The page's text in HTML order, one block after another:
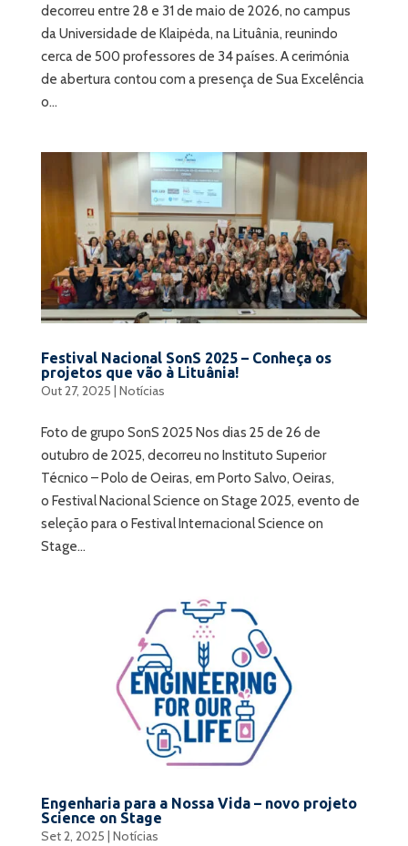
decorreu entre 28 e 31 de maio de 2026, no campus
da Universidade de Klaipėda, na Lituânia, reunindo
cerca de 500 professores de 34 países. A cerimónia
de abertura contou com a presença de Sua Excelência
o...
Festival Nacional SonS 2025 – Conheça os
projetos que vão à Lituânia!
Out 27, 2025 Notícias
Foto de grupo SonS 2025 Nos dias 25 de 26 de
outubro de 2025, decorreu no Instituto Superior
Técnico – Polo de Oeiras, em Porto Salvo, Oeiras,
o Festival Nacional Science on Stage 2025, evento de
seleção para o Festival Internacional Science on
Stage...
Engenharia para a Nossa Vida – novo projeto
Science on Stage
Set 2, 2025 | Notícias